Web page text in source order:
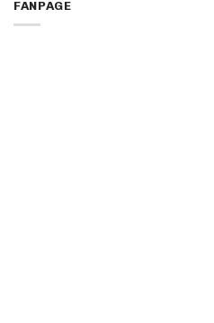
FANPAGE